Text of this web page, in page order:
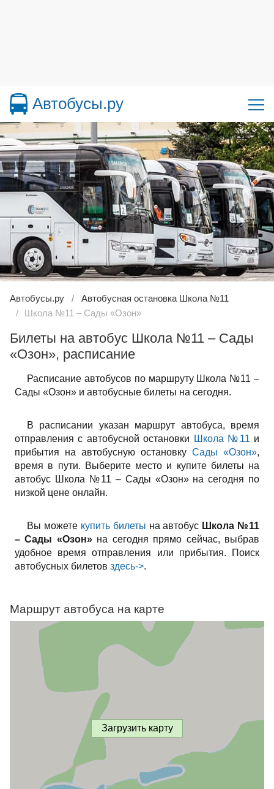
Автобусы.ру
Автобусы.ру
Автобусная остановка Школа №11
Школа №11 – Сады «Озон»
Билеты на автобус Школа №11 – Сады
«Озон», расписание
Расписание автобусов по маршруту Школа №11 –
Сады «Озон» и автобусные билеты на сегодня.
В расписании указан маршрут автобуса, время
отправления с автобусной остановки
Школа №11 и
прибытия на автобусную остановку Сады «Озон»,
время в пути. Выберите место и купите билеты на
автобус Школа №11 – Сады «Озон» на сегодня по
низкой цене онлайн.
Вы можете купить билеты на автобус Школа №11
– Сады «Озон»на сегодня прямо сейчас, выбрав
удобное время отправления или прибытия. Поиск
автобусных билетов здесь->.
Маршрут автобуса на карте
Загрузить карту